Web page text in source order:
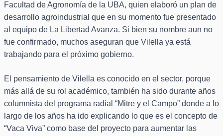
Facultad de Agronomía de la UBA, quien elaboró un plan de
desarrollo agroindustrial que en su momento fue presentado
al equipo de La Libertad Avanza. Si bien su nombre aun no
fue confirmado, muchos aseguran que Vilella ya está
trabajando para el próximo gobierno.
El pensamiento de Vilella es conocido en el sector, porque
más allá de su rol académico, también ha sido durante años
columnista del programa radial “Mitre y el Campo” donde a lo
largo de los años ha ido explicando lo que es el concepto de
“Vaca Viva” como base del proyecto para aumentar las